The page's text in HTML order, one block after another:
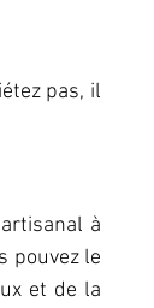
pas, il
à
pouvez le
et de la